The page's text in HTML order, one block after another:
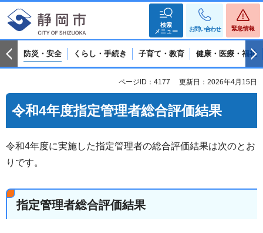
検索
メニュー
お問い合わせ 緊急情報
防災・安全 くらし・手続き 子育て・教育 健康・医療・福祉
ページID：4177 更新日：2026年4月15日
令和4年度指定管理者総合評価結果
令和4年度に実施した指定管理者の総合評価結果は次のとお
りです。
指定管理者総合評価結果